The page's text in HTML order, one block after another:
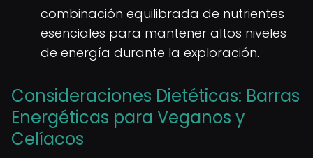
combinación equilibrada de nutrientes
esenciales para mantener altos niveles
de energía durante la exploración.
Consideraciones Dietéticas: Barras
Energéticas para Veganos y
Celíacos